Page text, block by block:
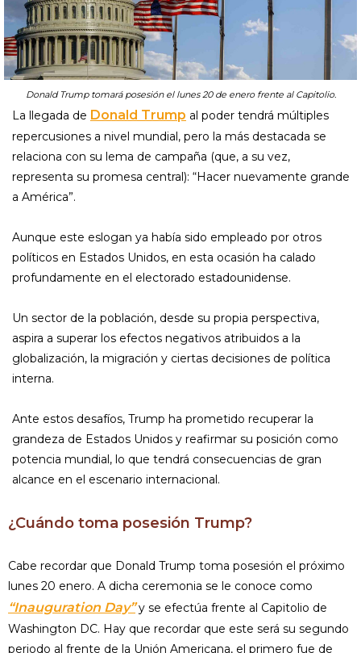
Donald Trump tomará posesión el lunes 20 de enero frente al Capitolio.
La llegada de Donald Trump al poder tendrá múltiples
repercusiones a nivel mundial, pero la más destacada se
relaciona con su lema de campaña (que, a su vez,
representa su promesa central): “Hacer nuevamente grande
a América”.
Aunque este eslogan ya había sido empleado por otros
políticos en Estados Unidos, en esta ocasión ha calado
profundamente en el electorado estadounidense.
Un sector de la población, desde su propia perspectiva,
aspira a superar los efectos negativos atribuidos a la
globalización, la migración y ciertas decisiones de política
interna.
Ante estos desafíos, Trump ha prometido recuperar la
grandeza de Estados Unidos y reafirmar su posición como
potencia mundial, lo que tendrá consecuencias de gran
alcance en el escenario internacional.
¿Cuándo toma posesión Trump?
Cabe recordar que Donald Trump toma posesión el próximo
lunes 20 enero. A dicha ceremonia se le conoce como
“Inauguration Day”y se efectúa frente al Capitolio de
Washington DC. Hay que recordar que este será su segundo
periodo al frente de la Unión Americana, el primero fue de